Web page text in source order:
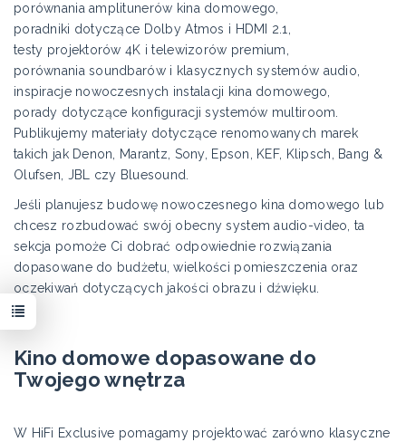
porównania amplitunerów kina domowego,
poradniki dotyczące Dolby Atmos i HDMI 2.1,
testy projektorów 4K i telewizorów premium,
porównania soundbarów i klasycznych systemów audio,
inspiracje nowoczesnych instalacji kina domowego,
porady dotyczące konfiguracji systemów multiroom.
Publikujemy materiały dotyczące renomowanych marek
takich jak Denon, Marantz, Sony, Epson, KEF, Klipsch, Bang &
Olufsen, JBL czy Bluesound.
Jeśli planujesz budowę nowoczesnego kina domowego lub
chcesz rozbudować swój obecny system audio-video, ta
sekcja pomoże Ci dobrać odpowiednie rozwiązania
dopasowane do budżetu, wielkości pomieszczenia oraz
oczekiwań dotyczących jakości obrazu i dźwięku.
Kino domowe dopasowane do
Twojego wnętrza
W HiFi Exclusive pomagamy projektować zarówno klasyczne